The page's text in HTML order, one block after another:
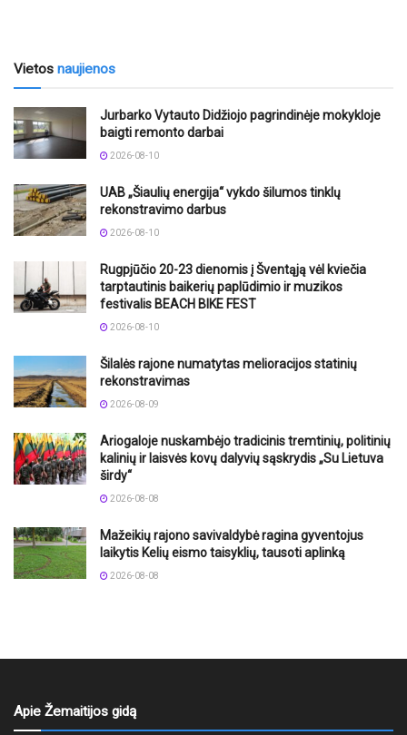
Vietos naujienos
Jurbarko Vytauto Didžiojo pagrindinėje mokykloje
baigti remonto darbai
2026-08-10
UAB „Šiaulių energija“ vykdo šilumos tinklų
rekonstravimo darbus
2026-08-10
Rugpjūčio 20-23 dienomis į Šventąją vėl kviečia
tarptautinis baikerių paplūdimio ir muzikos
festivalis BEACH BIKE FEST
2026-08-10
Šilalės rajone numatytas melioracijos statinių
rekonstravimas
2026-08-09
Ariogaloje nuskambėjo tradicinis tremtinių, politinių
kalinių ir laisvės kovų dalyvių sąskrydis „Su Lietuva
širdy“
2026-08-08
Mažeikių rajono savivaldybė ragina gyventojus
laikytis Kelių eismo taisyklių, tausoti aplinką
2026-08-08
Apie Žemaitijos gidą